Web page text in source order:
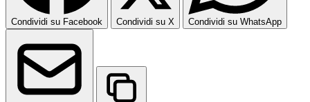
Condividi su Facebook Condividi su X Condividi su WhatsApp